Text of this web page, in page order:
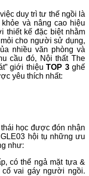
duy trì tư thế ngồi là
và nâng cao hiệu
thiết kế đặc biệt nhằm
cho người sử dụng,
nhiều văn phòng và
cầu đó, Nội thất The
giới thiệuTOP 3ghế
yêu thích nhất:
học được đón nhận
hội tụ những ưu
như:
có thể ngả mặt tựa &
vai gáy người ngồi.